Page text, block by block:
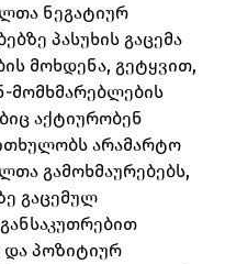
ნეგატიურ
პასუხის გაცემა
მოხდენა, გეტყვით,
მომხმარებლების
აქტიურობენ
არამარტო
გამოხმაურებებს,
გაცემულ
პოზიტიურ